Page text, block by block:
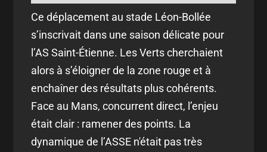
Ce déplacement au stade Léon-Bollée
s’inscrivait dans une saison délicate pour
l’AS Saint-Étienne. Les Verts cherchaient
alors à s’éloigner de la zone rouge et à
enchaîner des résultats plus cohérents.
Face au Mans, concurrent direct, l’enjeu
était clair : ramener des points. La
dynamique de l’ASSE n'était pas très